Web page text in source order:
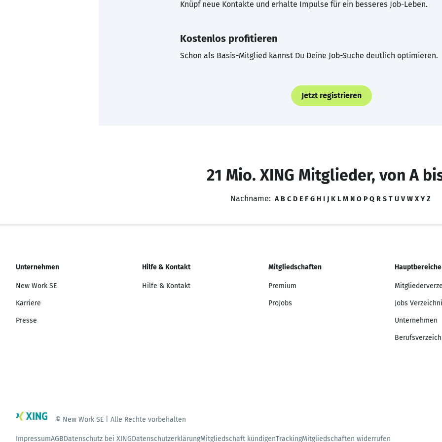
Knüpf neue Kontakte und erhalte Impulse für ein besseres Job-Leben.
Kostenlos profitieren
Schon als Basis-Mitglied kannst Du Deine Job-Suche deutlich optimieren.
Jetzt registrieren
21 Mio. XING Mitglieder, von A
Nachname: A B C D E F G H I J K L M N O P Q R S T U V W X Y Z
Unternehmen
New Work SE
Karriere
Presse
Hilfe & Kontakt
Hilfe & Kontakt
Mitgliedschaften
Premium
ProJobs
Hauptbereiche
Jobs
Unternehmen
© New Work SE | Alle Rechte vorbehalten
ImpressumAGBDatenschutz bei XINGDatenschutzerklärungMitgliedschaft kündigenTrackingMitgliedschaften widerrufen